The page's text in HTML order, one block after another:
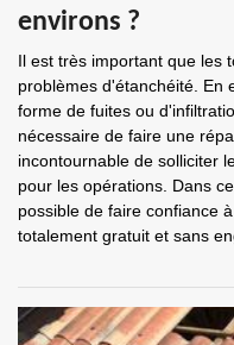
environs ?
Il est très important que les
problèmes d'étanchéité. En
forme de fuites ou
nécessaire de faire une
incontournable de solliciter
pour les opérations. Dans
possible de faire confiance
totalement gratuit et sans